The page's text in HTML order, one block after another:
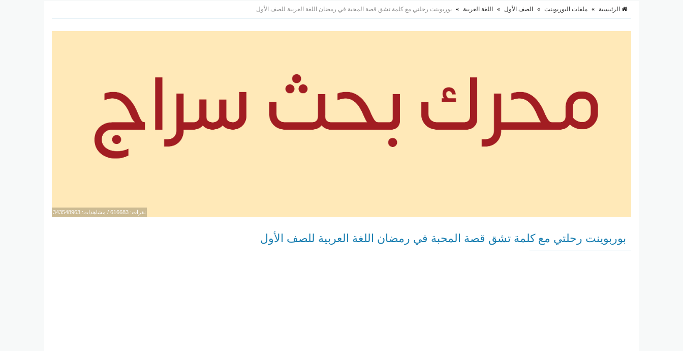
الرئيسية » ملفات البوربوينت » الصف الأول » اللغة العربية » بوربوينت رحلتي مع كلمة تشق قصة المحبة في رمضان اللغة العربية للصف الأول
نقرات: 616683 / مشاهدات: 343548963
بوربوينت رحلتي مع كلمة تشق قصة المحبة في رمضان اللغة العربية للصف الأول